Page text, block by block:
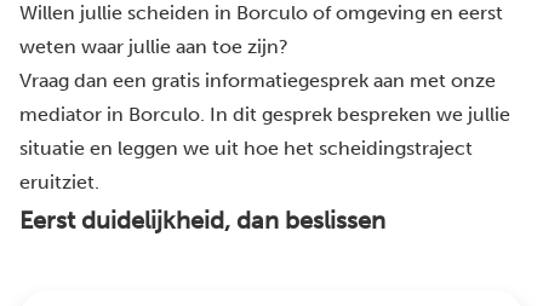
Willen jullie scheiden in Borculo of omgeving en eerst
weten waar jullie aan toe zijn?
Vraag dan een gratis informatiegesprek aan met onze
mediator in Borculo. In dit gesprek bespreken we jullie
situatie en leggen we uit hoe het scheidingstraject
eruitziet.
Eerst duidelijkheid, dan beslissen